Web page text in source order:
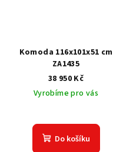
Komoda 116x101x51 cm
ZA1435
38 950 Kč
Vyrobíme pro vás
Do košíku